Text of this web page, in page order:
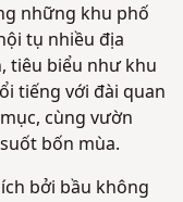
những khu phố
tụ nhiều địa
tiêu biểu như khu
tiếng với đài quan
cùng vườn
bốn mùa.
bởi bầu không